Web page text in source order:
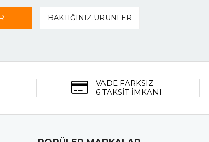
BAKTIĞINIZ ÜRÜNLER
VADE FARKSIZ
6 TAKSİT İMKANI